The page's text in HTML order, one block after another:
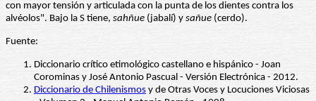
con mayor tensión y articulada con la punta de los dientes contra los
alvéolos". Bajo la S tiene, sahñue (jabalí) y sañue (cerdo).
Fuente:
Diccionario crítico etimológico castellano e hispánico - Joan
Corominas y José Antonio Pascual - Versión Electrónica - 2012.
Diccionario de Chilenismos y de Otras Voces y Locuciones Viciosas